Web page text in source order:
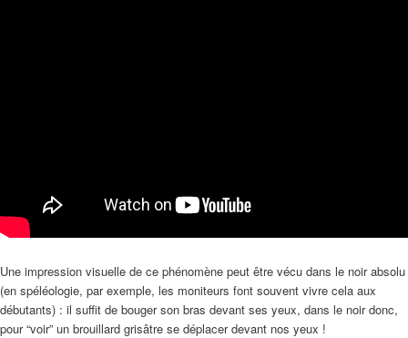
Une impression visuelle de ce phénomène peut être vécu dans le noir absolu
(en spéléologie, par exemple, les moniteurs font souvent vivre cela aux
débutants) : il suffit de bouger son bras devant ses yeux, dans le noir donc,
pour “voir” un brouillard grisâtre se déplacer devant nos yeux !